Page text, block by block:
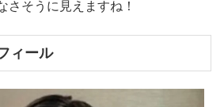
さそうに見えますね！
ィール